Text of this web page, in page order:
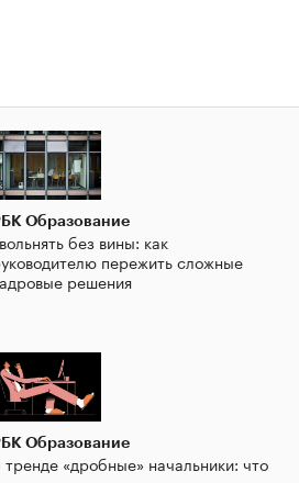
Образование
без вины: как
пережить сложные
решения
Образование
тренде «дробные» начальники: что